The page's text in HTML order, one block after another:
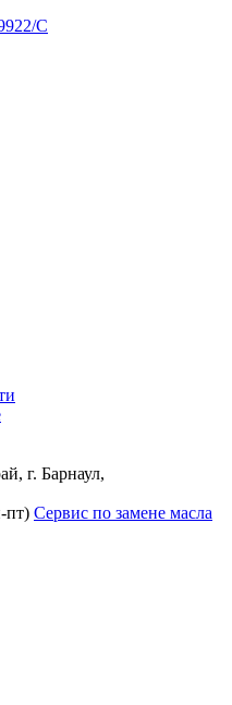
C
г. Барнаул,
пт) Сервис по замене масла